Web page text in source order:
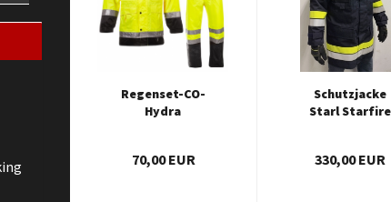
Regenset-CO-
Hydra
70,00 EUR
Schutzjacke
Starl Starfire
Triplex
330,00 EUR